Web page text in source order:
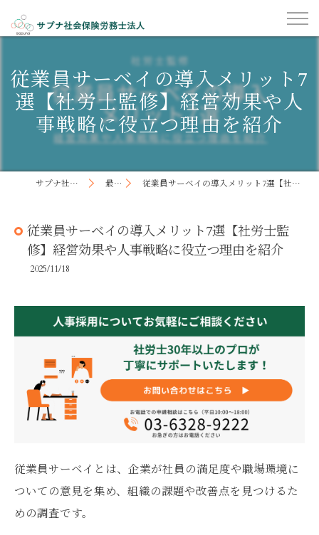
従業員サーベイの導入メリット7
選【社労士監修】経営効果や人
事戦略に役立つ理由を紹介
サプナ社会保険労務士法人 最新記事 従業員サーベイの導入メリット7選【社労士監修】経営効果や人事戦略に役立つ理由を紹介
従業員サーベイの導入メリット7選【社労士監
修】経営効果や人事戦略に役立つ理由を紹介
2025/11/18
従業員サーベイとは、企業が社員の満足度や職場環境に
ついての意見を集め、組織の課題や改善点を見つけるた
めの調査です。